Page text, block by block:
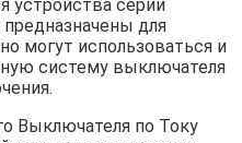
устройства серии
для
могут использоваться и
систему выключателя